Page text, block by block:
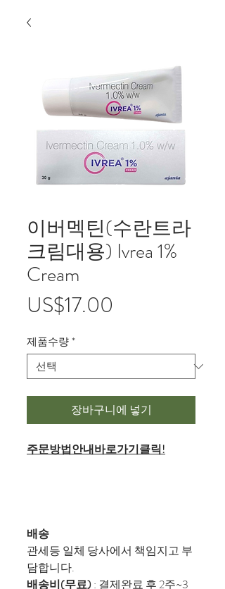
이버멕틴(수란트라
크림대용) Ivrea 1%
Cream
US$17.00
제품수량*
장바구니에 넣기
주문방법안내바로가기클릭!
배송
관세등 일체 당사에서 책임지고 부
담합니다.
배송비(무료): 결제완료 후 2주~3